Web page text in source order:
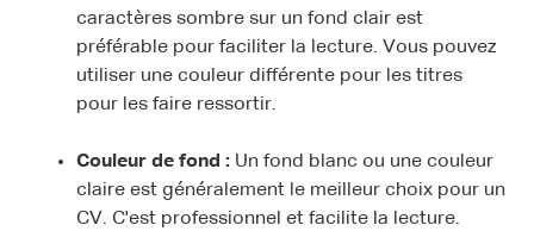
caractères sombre sur un fond clair est
préférable pour faciliter la lecture. Vous pouvez
utiliser une couleur différente pour les titres
pour les faire ressortir.
Couleur de fond : Un fond blanc ou une couleur
claire est généralement le meilleur choix pour un
CV. C'est professionnel et facilite la lecture.